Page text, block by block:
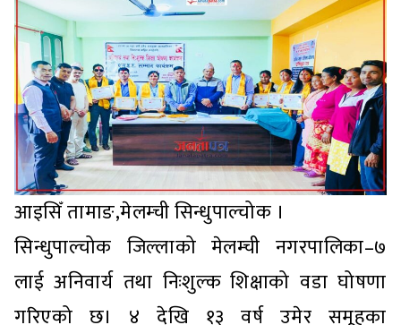
आइसिँ तामाङ,मेलम्ची सिन्धुपाल्चोक ।
सिन्धुपाल्चोक जिल्लाको मेलम्ची नगरपालिका–७
लाई अनिवार्य तथा निःशुल्क शिक्षाको वडा घोषणा
गरिएको छ। ४ देखि १३ वर्ष उमेर समूहका